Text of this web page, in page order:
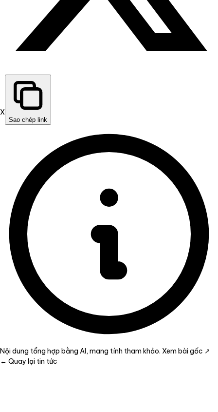
X
Sao chép link
Nội dung tổng hợp bằng AI, mang tính tham khảo. Xem bài gốc ↗
← Quay lại tin tức